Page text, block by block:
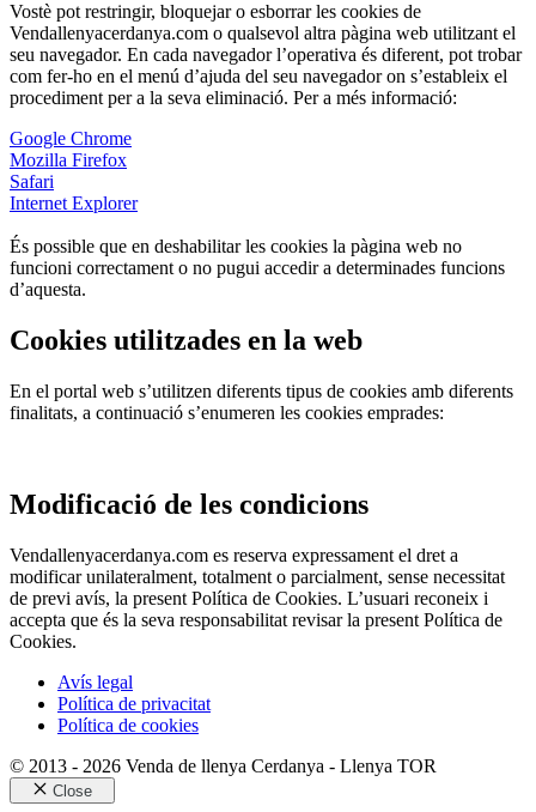
Vostè pot restringir, bloquejar o esborrar les cookies de
Vendallenyacerdanya.com o qualsevol altra pàgina web utilitzant el
seu navegador. En cada navegador l’operativa és diferent, pot trobar
com fer-ho en el menú d’ajuda del seu navegador on s’estableix el
procediment per a la seva eliminació. Per a més informació:
Google Chrome
Mozilla Firefox
Safari
Internet Explorer
És possible que en deshabilitar les cookies la pàgina web no
funcioni correctament o no pugui accedir a determinades funcions
d’aquesta.
Cookies utilitzades en la web
En el portal web s’utilitzen diferents tipus de cookies amb diferents
finalitats, a continuació s’enumeren les cookies emprades:
Modificació de les condicions
Vendallenyacerdanya.com es reserva expressament el dret a
modificar unilateralment, totalment o parcialment, sense necessitat
de previ avís, la present Política de Cookies. L’usuari reconeix i
accepta que és la seva responsabilitat revisar la present Política de
Cookies.
Avís legal
Política de privacitat
Política de cookies
© 2013 - 2026 Venda de llenya Cerdanya - Llenya TOR
Close